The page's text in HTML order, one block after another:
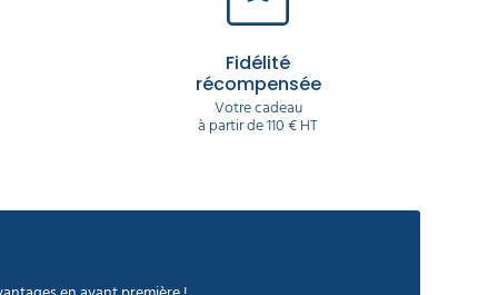
Fidélité
récompensée
Votre cadeau
à partir de 110 € HT